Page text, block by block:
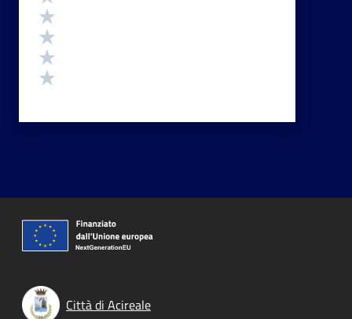
Città di Acireale